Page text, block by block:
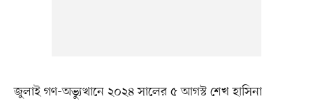
জুলাই গণ-অভ্যুত্থানে ২০২৪ সালের ৫ আগস্ট শেখ হাসিনা